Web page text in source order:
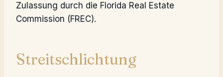
Zulassung durch die Florida Real Estate
Commission (FREC).
Streitschlichtung